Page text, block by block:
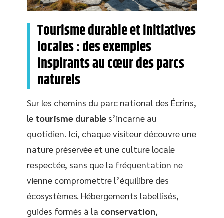
Tourisme durable et initiatives
locales : des exemples
inspirants au cœur des parcs
naturels
Sur les chemins du parc national des Écrins,
le tourisme durable s’incarne au
quotidien. Ici, chaque visiteur découvre une
nature préservée et une culture locale
respectée, sans que la fréquentation ne
vienne compromettre l’équilibre des
écosystèmes. Hébergements labellisés,
guides formés à la conservation,